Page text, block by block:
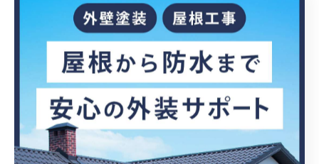
補助金申請前に確認すべき重要な書類
補助金申請には、必要書類の準備が不可欠です。主に
「工事見積書」「工事内容説明書」「住宅の登記事項証
明書」「本人確認書類」「施工会社の証明書」などが求
められます。これらの書類は、工事内容や所有者情報、